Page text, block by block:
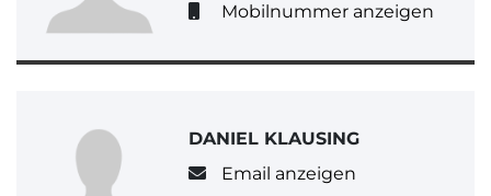
Mobilnummer anzeigen
DANIEL KLAUSING
Email anzeigen